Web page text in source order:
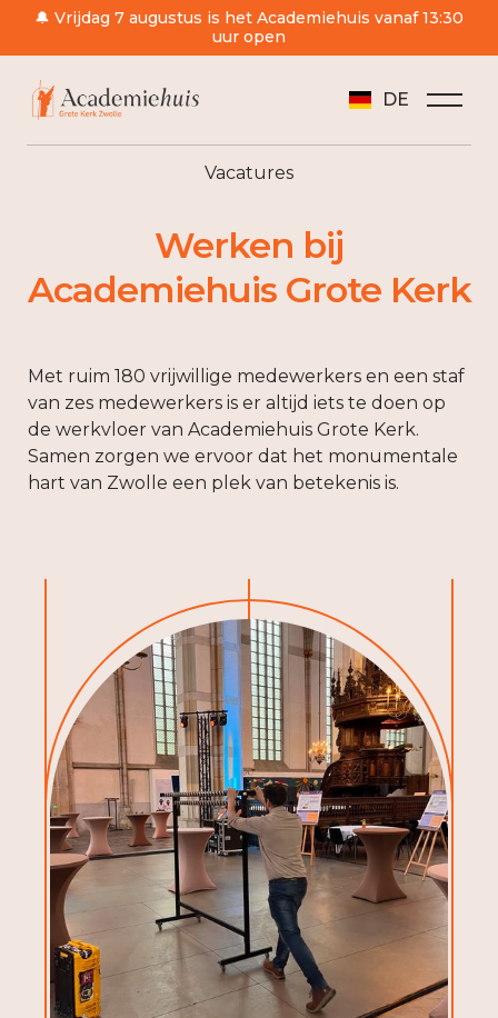
🔔 Vrijdag 7 augustus is het Academiehuis vanaf 13:30
uur open
DE
Vacatures
Werken bij
Academiehuis Grote Kerk
Met ruim 180 vrijwillige medewerkers en een staf
van zes medewerkers is er altijd iets te doen op
de werkvloer van Academiehuis Grote Kerk.
Samen zorgen we ervoor dat het monumentale
hart van Zwolle een plek van betekenis is.